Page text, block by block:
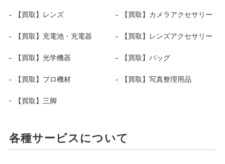
【買取】レンズ 【買取】カメラアクセサリー
【買取】充電池・充電器 【買取】レンズアクセサリー
【買取】光学機器 【買取】バッグ
【買取】プロ機材 【買取】写真整理用品
【買取】三脚
各種サービスについて